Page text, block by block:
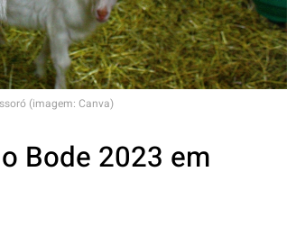
(imagem: Canva)
Bode 2023 em